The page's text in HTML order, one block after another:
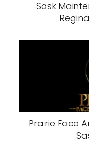
Sask
Prairie Face